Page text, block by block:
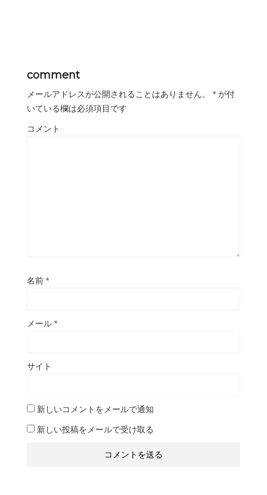
comment
メールアドレスが公開されることはありません。 * が付
いている欄は必須項目です
コメント
名前 *
メール *
サイト
新しいコメントをメールで通知
新しい投稿をメールで受け取る